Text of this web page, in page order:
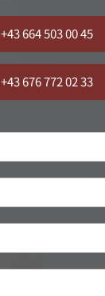
+43 664 503 00 45
+43 676 772 02 33